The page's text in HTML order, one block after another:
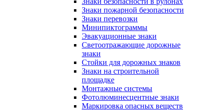
Знаки пожарной безопасности
Знаки перевозки
Минипиктограммы
Эвакуационные знаки
Светоотражающие дорожные
знаки
Стойки для дорожных знаков
Знаки на строительной
площадке
Монтажные системы
Фотолюминесцентные знаки
Маркировка опасных веществ